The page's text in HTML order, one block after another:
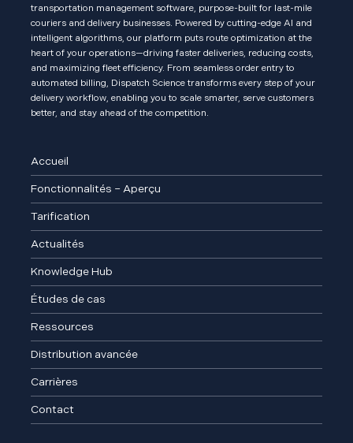
transportation management software, purpose-built for last-mile
couriers and delivery businesses. Powered by cutting-edge AI and
intelligent algorithms, our platform puts route optimization at the
heart of your operations—driving faster deliveries, reducing costs,
and maximizing fleet efficiency. From seamless order entry to
automated billing, Dispatch Science transforms every step of your
delivery workflow, enabling you to scale smarter, serve customers
better, and stay ahead of the competition.
Accueil
Fonctionnalités – Aperçu
Tarification
Actualités
Knowledge Hub
Études de cas
Ressources
Distribution avancée
Carrières
Contact